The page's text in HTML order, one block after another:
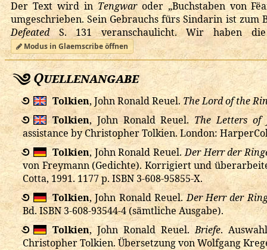
Der Text wird inTengwaroder „Buchstaben von
umgeschrieben. Sein Gebrauchs fürs Sindarin ist
DefeatedS. 131 veranschaulicht. Wir haben
Modus in Glaemscribe öffnen
Quellenangabe
࿔ Tolkien, John Ronald Reuel. The Lord of the
࿔ Tolkien, John Ronald Reuel. The Letters of
assistance by Christopher Tolkien. London:
࿔ Tolkien, John Ronald Reuel.Der Herr der
von Freymann (Gedichte). Korrigiert und
Cotta, 1991. 1177 p.ISBN 3-608-95855-X.
࿔ Tolkien, John Ronald Reuel.Der Herr der
Bd.ISBN 3-608-93544-4 (sämtliche Ausgabe).
࿔ Tolkien, John Ronald Reuel.Briefe.
Christopher Tolkien. Übersetzung von Wolfgang